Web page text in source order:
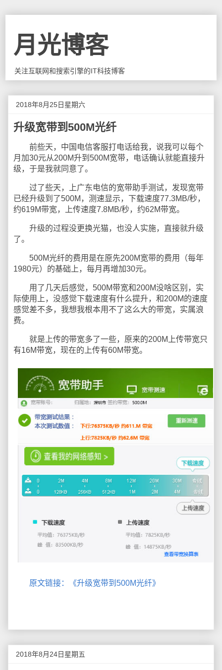
月光博客
关注互联网和搜索引擎的IT科技博客
2018年8月25日星期六
升级宽带到500M光纤
前些天，中国电信客服打电话给我，说我可以每个
月加30元从200M升到500M宽带，电话确认就能直接升
级，于是我就同意了。
过了些天，上广东电信的宽带助手测试，发现宽带
已经升级到了500M，测速显示，下载速度77.3MB/秒，
约619M带宽，上传速度7.8MB/秒，约62M带宽。
升级的过程没更换光猫，也没人实施，直接就升级
了。
500M光纤的费用是在原先200M宽带的费用（每年
1980元）的基础上，每月再增加30元。
用了几天后感觉，500M带宽和200M没啥区别，实
际使用上，没感觉下载速度有什么提升，和200M的速度
感觉差不多，我想我根本用不了这么大的带宽，实属浪
费。
就是上传的带宽多了一些，原来的200M上传带宽只
有16M带宽，现在的上传有60M带宽。
原文链接：《升级宽带到500M光纤》
2018年8月24日星期五